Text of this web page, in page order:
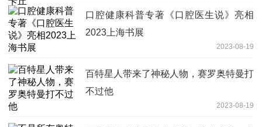
口腔健康科普专著《口腔医生说》亮相
2023上海书展
2023-08-19
百特星人带来了神秘人物，赛罗奥特曼打
不过他
2023-08-19